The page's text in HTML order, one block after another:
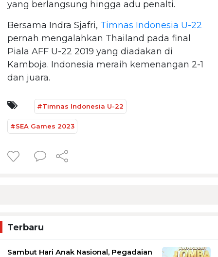
yang berlangsung hingga adu penalti.
Bersama Indra Sjafri, Timnas Indonesia U-22
pernah mengalahkan Thailand pada final
Piala AFF U-22 2019 yang diadakan di
Kamboja. Indonesia meraih kemenangan 2-1
dan juara.
#Timnas Indonesia U-22
#SEA Games 2023
Terbaru
Sambut Hari Anak Nasional, Pegadaian